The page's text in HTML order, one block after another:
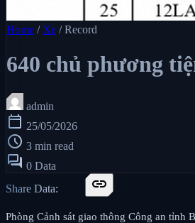
Home / Xe / Record
640 chủ phương
admin
calendar_today 25/05/2026
schedule 3 min read
forum 0 Data
Share Data:
link
Phòng Cảnh sát giao thông Công an tỉnh